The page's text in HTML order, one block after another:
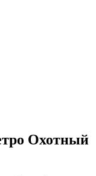
Охотный